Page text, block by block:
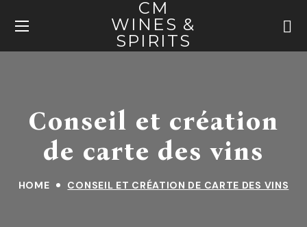
CM
WINES &
SPIRITS
Conseil et création
de carte des vins
HOME CONSEIL ET CRÉATION DE CARTE DES VINS